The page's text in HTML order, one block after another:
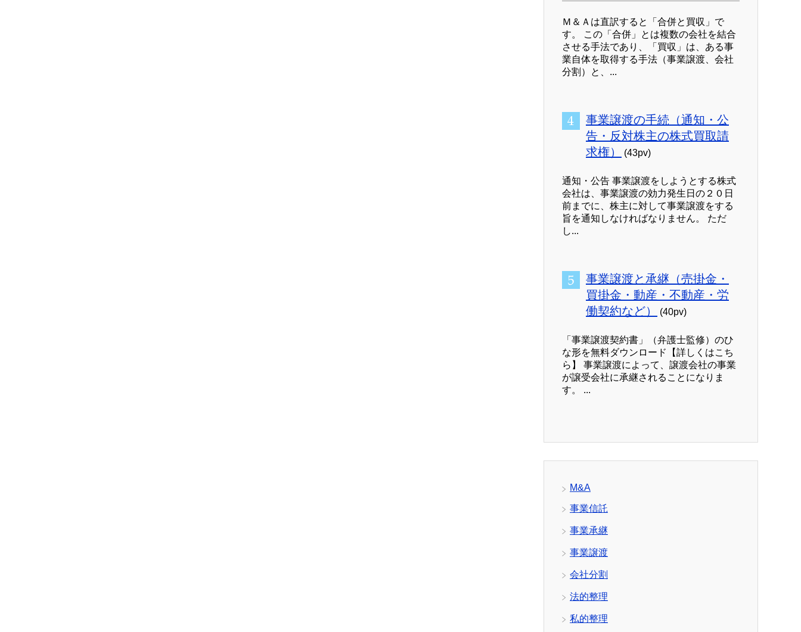
Ｍ＆Ａは直訳すると「合併と買収」で
す。 この「合併」とは複数の会社を結合
させる手法であり、「買収」は、ある事
業自体を取得する手法（事業譲渡、会社
分割）と、...
事業譲渡の手続（通知・公
告・反対株主の株式買取請
求権）
(43pv)
通知・公告 事業譲渡をしようとする株式
会社は、事業譲渡の効力発生日の２０日
前までに、株主に対して事業譲渡をする
旨を通知しなければなりません。 ただ
し...
事業譲渡と承継（売掛金・
買掛金・動産・不動産・労
働契約など）
(40pv)
「事業譲渡契約書」（弁護士監修）のひ
な形を無料ダウンロード【詳しくはこち
ら】 事業譲渡によって、譲渡会社の事業
が譲受会社に承継されることになりま
す。 ...
M&A
事業信託
事業承継
事業譲渡
会社分割
法的整理
私的整理